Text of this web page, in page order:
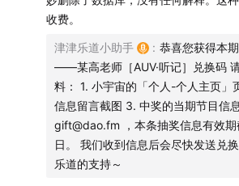
dao160301 | 微博：
hi@dao.fm |版权声明| RSS订阅
本节目由「声湃 WavPub 」提供内容
收费。
津津乐道小助手 : 恭喜您获得本
——某高老师［AUV·听记］兑换码
料： 1. 小宇宙的「个人-个人主页」
信息留言截图 3. 中奖的当期节目信
gift@dao.fm ，本条抽奖信息有效
日。 我们收到信息后会尽快发送兑
乐道的支持～